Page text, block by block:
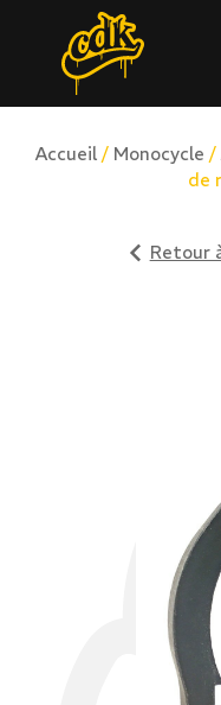
Accueil / Monocycle /
de
Retour